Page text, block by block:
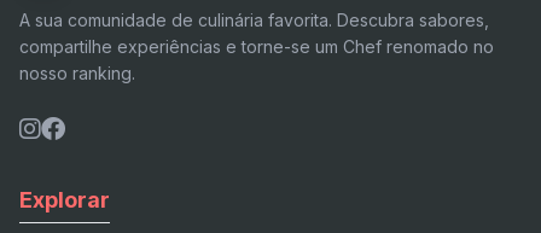
A sua comunidade de culinária favorita. Descubra sabores,
compartilhe experiências e torne-se um Chef renomado no
nosso ranking.
Explorar